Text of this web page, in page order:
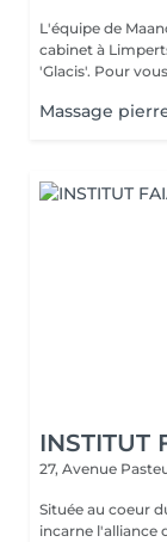
L'équipe de
cabinet à
'Glacis'. Pour
Massage
INSTITUT
27, Avenue
Située au coeur
incarne l'alliance du